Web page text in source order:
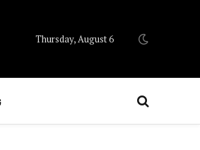
Thursday, August 6